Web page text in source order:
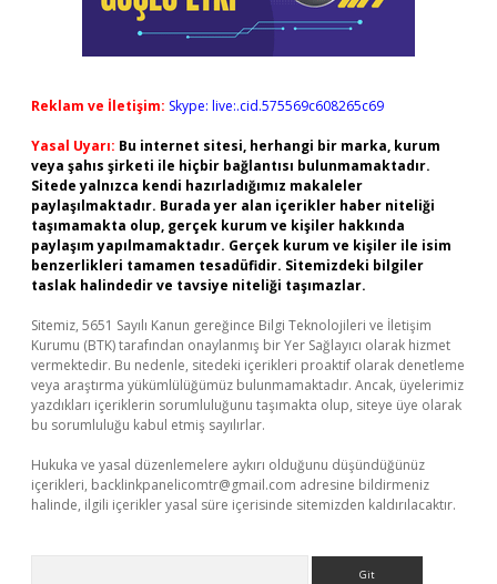
Reklam ve İletişim: Skype: live:.cid.575569c608265c69
Yasal Uyarı: Bu internet sitesi, herhangi bir marka, kurum
veya şahıs şirketi ile hiçbir bağlantısı bulunmamaktadır.
Sitede yalnızca kendi hazırladığımız makaleler
paylaşılmaktadır. Burada yer alan içerikler haber niteliği
taşımamakta olup, gerçek kurum ve kişiler hakkında
paylaşım yapılmamaktadır. Gerçek kurum ve kişiler ile isim
benzerlikleri tamamen tesadüfidir. Sitemizdeki bilgiler
taslak halindedir ve tavsiye niteliği taşımazlar.
Sitemiz, 5651 Sayılı Kanun gereğince Bilgi Teknolojileri ve İletişim
Kurumu (BTK) tarafından onaylanmış bir Yer Sağlayıcı olarak hizmet
vermektedir. Bu nedenle, sitedeki içerikleri proaktif olarak denetleme
veya araştırma yükümlülüğümüz bulunmamaktadır. Ancak, üyelerimiz
yazdıkları içeriklerin sorumluluğunu taşımakta olup, siteye üye olarak
bu sorumluluğu kabul etmiş sayılırlar.
Hukuka ve yasal düzenlemelere aykırı olduğunu düşündüğünüz
içerikleri, backlinkpanelicomtr@gmail.com adresine bildirmeniz
halinde, ilgili içerikler yasal süre içerisinde sitemizden kaldırılacaktır.